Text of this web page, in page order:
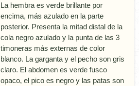
La hembra es verde brillante por
encima, más azulado en la parte
posterior. Presenta la mitad distal de la
cola negro azulado y la punta de las 3
timoneras más externas de color
blanco. La garganta y el pecho son gris
claro. El abdomen es verde fusco
opaco, el pico es negro y las patas son